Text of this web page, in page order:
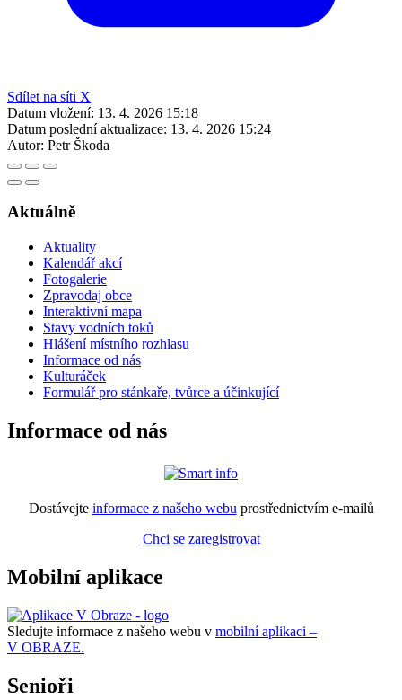
Sdílet na síti X
Datum vložení: 13. 4. 2026 15:18
Datum poslední aktualizace: 13. 4. 2026 15:24
Autor: Petr Škoda
Aktuálně
Aktuality
Kalendář akcí
Fotogalerie
Zpravodaj obce
Interaktivní mapa
Stavy vodních toků
Hlášení místního rozhlasu
Informace od nás
Kulturáček
Formulář pro stánkaře, tvůrce a účinkující
Informace od nás
Dostávejte informace z našeho webu prostřednictvím e-mailů
Chci se zaregistrovat
Mobilní aplikace
Sledujte informace z našeho webu v mobilní aplikaci –
V OBRAZE.
Senioři